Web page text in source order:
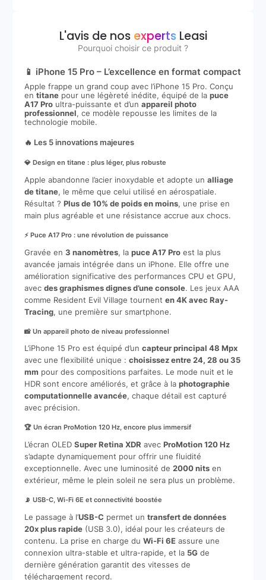
L'avis de nos expertsLeasi
Pourquoi choisir ce produit ?
📱 iPhone 15 Pro – L’excellence en format compact
Apple frappe un grand coup avec l’iPhone 15 Pro. Conçu
en titanepour une légèreté inédite, équipé de la puce
A17 Proultra-puissante et d’un appareil photo
professionnel, ce modèle repousse les limites de la
technologie mobile.
🔥 Les 5 innovations majeures
💎 Design en titane : plus léger, plus robuste
Apple abandonne l’acier inoxydable et adopte un alliage
de titane, le même que celui utilisé en aérospatiale.
Résultat ? Plus de 10% de poids en moins, une prise en
main plus agréable et une résistance accrue aux chocs.
⚡ Puce A17 Pro : une révolution de puissance
Gravée en 3 nanomètres, la puce A17 Proest la plus
avancée jamais intégrée dans un iPhone. Elle offre une
amélioration significative des performances CPU et GPU,
avec des graphismes dignes d’une console. Les jeux AAA
comme Resident Evil Village tournent en 4K avec Ray-
Tracing, une première sur smartphone.
📸 Un appareil photo de niveau professionnel
L’iPhone 15 Pro est équipé d’un capteur principal 48 Mpx
avec une flexibilité unique : choisissez entre 24, 28 ou 35
mm pour des compositions parfaites. Le mode nuit et le
HDR sont encore améliorés, et grâce à la photographie
computationnelle avancée, chaque détail est capturé
avec précision.
🏆 Un écran ProMotion 120 Hz, encore plus immersif
L’écran OLED Super Retina XDR avec ProMotion 120 Hz
s’adapte dynamiquement pour offrir une fluidité
exceptionnelle. Avec une luminosité de 2000 nitsen
extérieur, même le plein soleil ne sera plus un problème.
📡 USB-C, Wi-Fi 6E et connectivité boostée
Le passage à l’USB-C permet un transfert de données
20x plus rapide(USB 3.0), idéal pour les créateurs de
contenu. La prise en charge du Wi-Fi 6Eassure une
connexion ultra-stable et ultra-rapide, et la 5Gde
dernière génération garantit des vitesses de
téléchargement record.